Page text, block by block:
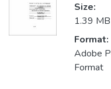
Size:
1.39 MB
Format:
Adobe
Format